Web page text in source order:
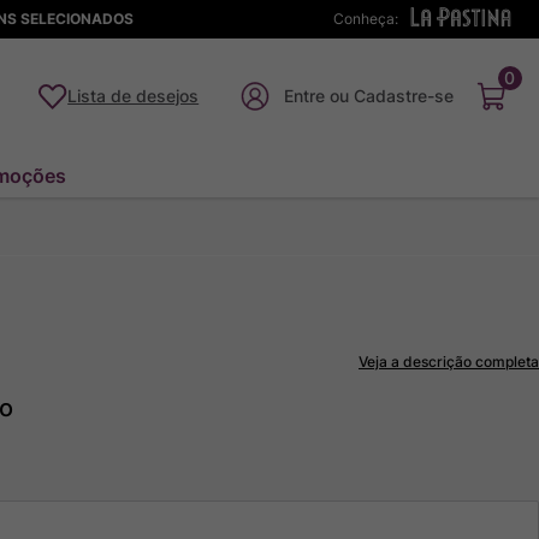
Conheça:
SELECIONADOS
Lista de desejos
0
Veja a descrição completa